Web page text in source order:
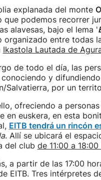
explanada del monte
que podemos recorrer
alavesas, bajo el lema '
organizado entre todas
Ikastola Lautada de
de todo el día, las
y
Salvatierra, por un
ofreciendo a
en euskera, en esta
EITB tendrá un rincón
. Allí se ubicará el
del club de 11:00 a
a partir de las 17:00
EITB. Tres intérpretes